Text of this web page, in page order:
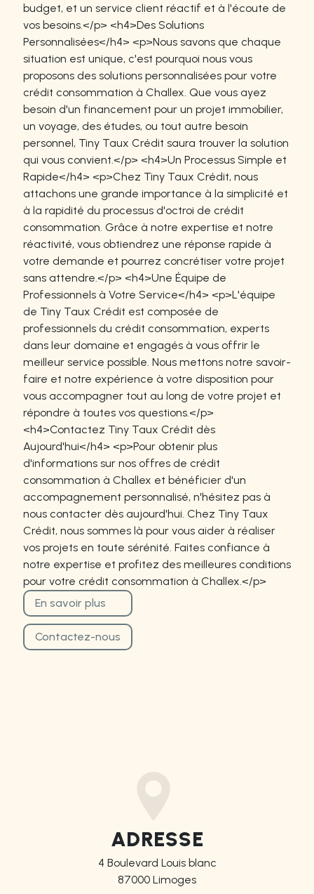
budget, et un service client réactif et à l'écoute de
vos besoins.</p> <h4>Des Solutions
Personnalisées</h4> <p>Nous savons que chaque
situation est unique, c'est pourquoi nous vous
proposons des solutions personnalisées pour votre
crédit consommation à Challex. Que vous ayez
besoin d'un financement pour un projet immobilier,
un voyage, des études, ou tout autre besoin
personnel, Tiny Taux Crédit saura trouver la solution
qui vous convient.</p> <h4>Un Processus Simple et
Rapide</h4> <p>Chez Tiny Taux Crédit, nous
attachons une grande importance à la simplicité et
à la rapidité du processus d'octroi de crédit
consommation. Grâce à notre expertise et notre
réactivité, vous obtiendrez une réponse rapide à
votre demande et pourrez concrétiser votre projet
sans attendre.</p> <h4>Une Équipe de
Professionnels à Votre Service</h4> <p>L'équipe
de Tiny Taux Crédit est composée de
professionnels du crédit consommation, experts
dans leur domaine et engagés à vous offrir le
meilleur service possible. Nous mettons notre savoir-
faire et notre expérience à votre disposition pour
vous accompagner tout au long de votre projet et
répondre à toutes vos questions.</p>
<h4>Contactez Tiny Taux Crédit dès
Aujourd'hui</h4> <p>Pour obtenir plus
d'informations sur nos offres de crédit
consommation à Challex et bénéficier d'un
accompagnement personnalisé, n'hésitez pas à
nous contacter dès aujourd'hui. Chez Tiny Taux
Crédit, nous sommes là pour vous aider à réaliser
vos projets en toute sérénité. Faites confiance à
notre expertise et profitez des meilleures conditions
pour votre crédit consommation à Challex.</p>
En savoir plus
Contactez-nous
ADRESSE
4 Boulevard Louis blanc
87000 Limoges